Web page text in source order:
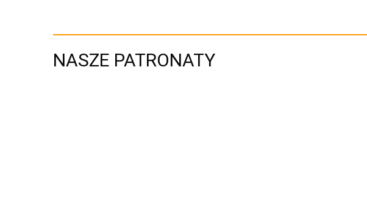
NASZE PATRONATY